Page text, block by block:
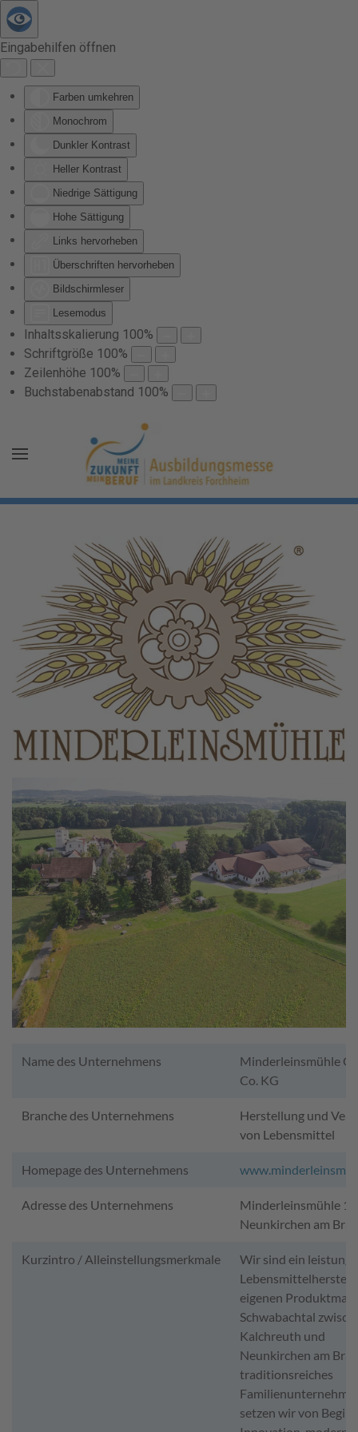
Eingabehilfen öffnen
Farben umkehren
Monochrom
Dunkler Kontrast
Heller Kontrast
Niedrige Sättigung
Hohe Sättigung
Links hervorheben
Überschriften hervorheben
Bildschirmleser
Lesemodus
Inhaltsskalierung 100%
Schriftgröße 100%
Zeilenhöhe 100%
Buchstabenabstand 100%
Zum Hauptinhalt springen
Name des Unternehmens
Minderleinsmühle
Co. KG
Branche des Unternehmens
Herstellung und
von Lebensmittel
Homepage des Unternehmens
Adresse des Unternehmens
Minderleinsmühle 1,
Neunkirchen am
Kurzintro / Alleinstellungsmerkmale
Wir sind ein
eigenen
Schwabachtal
Kalchreuth und
Neunkirchen am
traditionsreiches
setzen wir von